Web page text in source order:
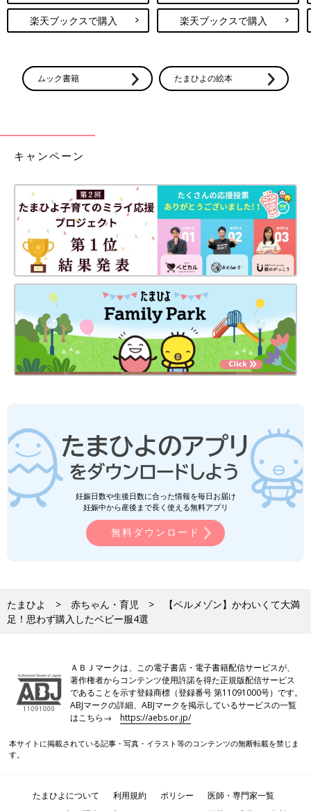
楽天ブックスで購入 楽天ブックスで購入
ムック書籍 たまひよの絵本
キャンペーン
妊娠日数や生後日数に合った情報を毎日お届け
妊娠中から産後まで長く使える無料アプリ
無料ダウンロード
たまひよ 赤ちゃん・育児
【ベルメゾン】かわいくて大満
足！思わず購入したベビー服4選
ＡＢＪマークは、この電子書店・電子書籍配信サービスが、
著作権者からコンテンツ使用許諾を得た正規版配信サービス
であることを示す登録商標（登録番号 第11091000号）です。
ABJマークの詳細、ABJマークを掲示しているサービスの一覧
はこちら→https://aebs.or.jp/
本サイトに掲載されている記事・写真・イラスト等のコンテンツの無断転載を禁じま
す。
たまひよについて 利用規約 ポリシー
医師・専門家一覧